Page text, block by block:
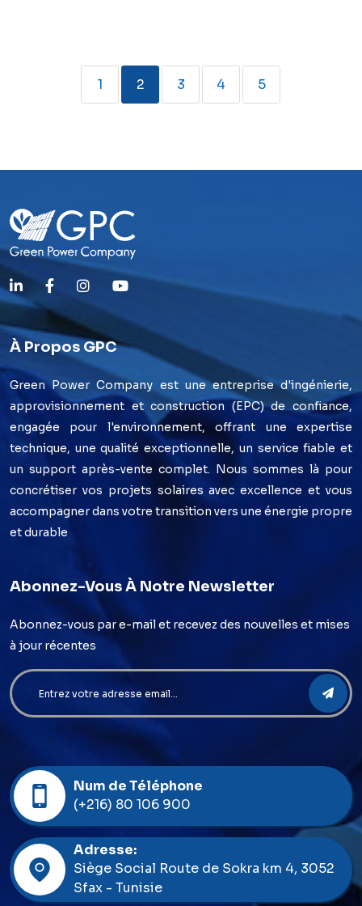
1 2 3 4 5
À Propos GPC
Green Power Company est une entreprise d'ingénierie,
approvisionnement et construction (EPC) de confiance,
engagée pour l'environnement, offrant une expertise
technique, une qualité exceptionnelle, un service fiable et
un support après-vente complet. Nous sommes là pour
concrétiser vos projets solaires avec excellence et vous
accompagner dans votre transition vers une énergie propre
et durable
Abonnez-Vous À Notre Newsletter
Abonnez-vous par e-mail et recevez des nouvelles et mises
à jour récentes
Num de Téléphone
(+216) 80 106 900
Adresse:
Siège Social Route de Sokra km 4, 3052
Sfax - Tunisie